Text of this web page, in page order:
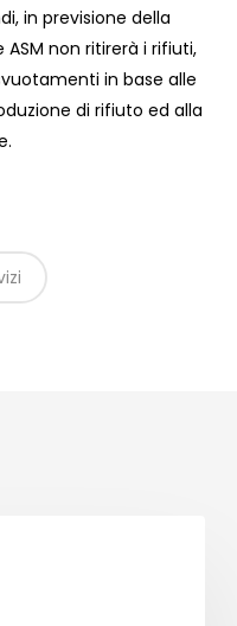
in previsione della
non ritirerà i rifiuti,
in base alle
di rifiuto ed alla